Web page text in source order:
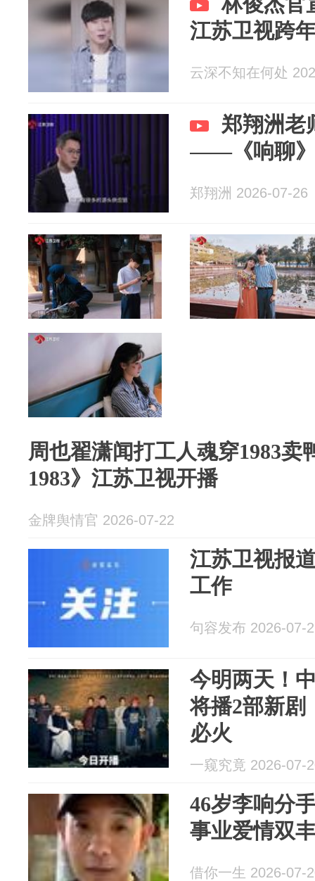
江苏卫视跨
云深不知在何处
郑翔洲老
——《响聊
郑翔洲 2026-07-26
周也翟潇闻打工人魂穿1983卖
1983》江苏卫视开播
金牌舆情官 2026-07-22
江苏卫视报
工作
句容发布 2026-07-
今明两天！
将播2部新剧
必火
一窥究竟 2026-07-
46岁李响分
事业爱情双
借你一生 2026-07-